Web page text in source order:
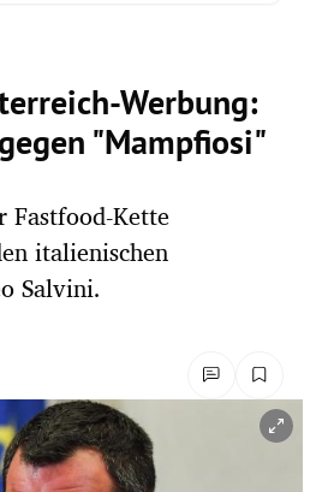
Werbung:
"Mampfiosi"
Fastfood-Kette
italienischen
Salvini.